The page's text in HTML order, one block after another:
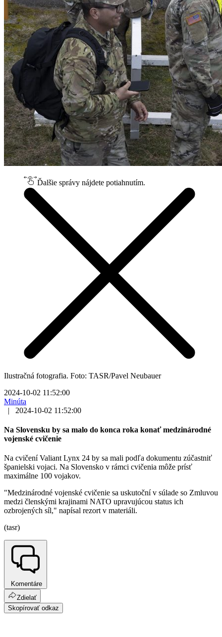
Ďalšie správy nájdete potiahnutím.
Ilustračná fotografia. Foto: TASR/Pavel Neubauer
2024-10-02 11:52:00
Minúta
|
2024-10-02 11:52:00
Na Slovensku by sa malo do konca roka konať medzinárodné
vojenské cvičenie
Na cvičení Valiant Lynx 24 by sa mali podľa dokumentu zúčastniť
španielski vojaci. Na Slovensko v rámci cvičenia môže prísť
maximálne 100 vojakov.
"Medzinárodné vojenské cvičenie sa uskutoční v súlade so Zmluvou
medzi členskými krajinami NATO upravujúcou status ich
ozbrojených síl," napísal rezort v materiáli.
(tasr)
Komentáre
Zdielať
Skopírovať odkaz